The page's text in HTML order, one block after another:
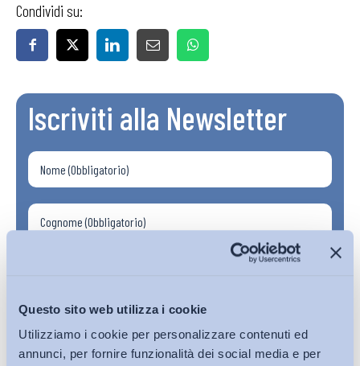
Questo sito web utilizza i cookie
Utilizziamo i cookie per personalizzare contenuti ed
annunci, per fornire funzionalità dei social media e per
Condividi su:
Iscriviti alla Newsletter